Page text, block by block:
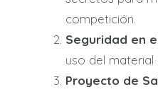
competición.
Seguridad en
uso del material
Proyecto de